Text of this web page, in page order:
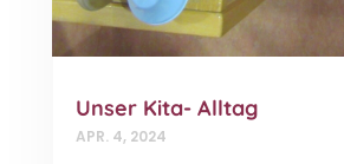
Unser Kita- Alltag
APR. 4, 2024